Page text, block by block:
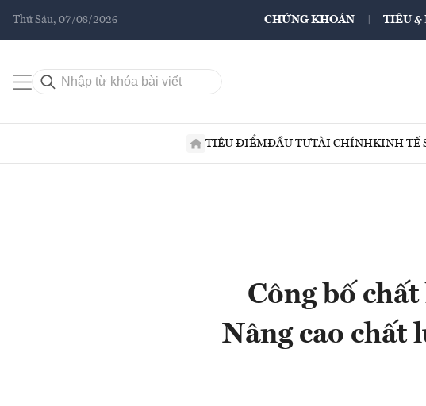
Thứ Sáu, 07/08/2026 CHỨNG KHOÁN TIÊU &
TIÊU ĐIỂMĐẦU TƯTÀI CHÍNHKINH TẾ
Công bố
Nâng cao chất